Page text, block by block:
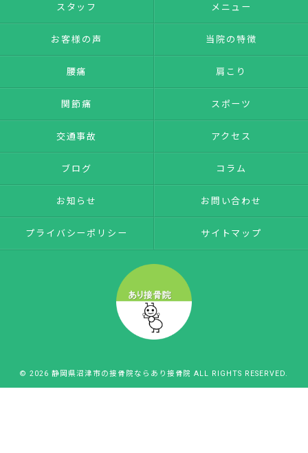
スタッフ メニュー
お客様の声 当院の特徴
腰痛 肩こり
関節痛 スポーツ
交通事故 アクセス
ブログ コラム
お知らせ お問い合わせ
プライバシーポリシー サイトマップ
© 2026 静岡県沼津市の接骨院ならあり接骨院 ALL RIGHTS RESERVED.